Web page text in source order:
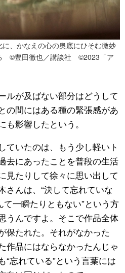
、かなえの心の奥底にひそむ微妙
©豊田徹也／講談社 ©2023「ア
ルが及ばない部分はどうして
の間にはある種の緊張感があ
も影響したという。
ていたのは、もう少し軽いト
去にあったことを普段の生活
見たりして徐々に思い出して
さんは、“決して忘れていな
て一瞬たりともない”という方
うんですよ。そこで作品全体
保たれた。それがなかった
作品にはならなかったんじゃ
“忘れている”という言葉には